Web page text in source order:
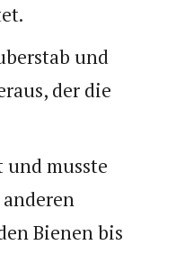
und
der die
und musste
Bienen bis